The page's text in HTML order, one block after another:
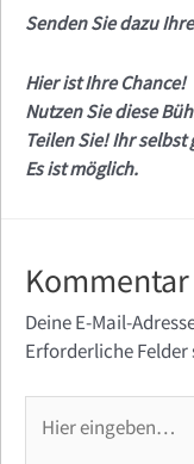
Senden Sie dazu
Hier ist Ihre Chance!
Nutzen Sie diese
Teilen Sie! Ihr
Es ist möglich.
Deine E-Mail-
Erforderliche
eingeben…